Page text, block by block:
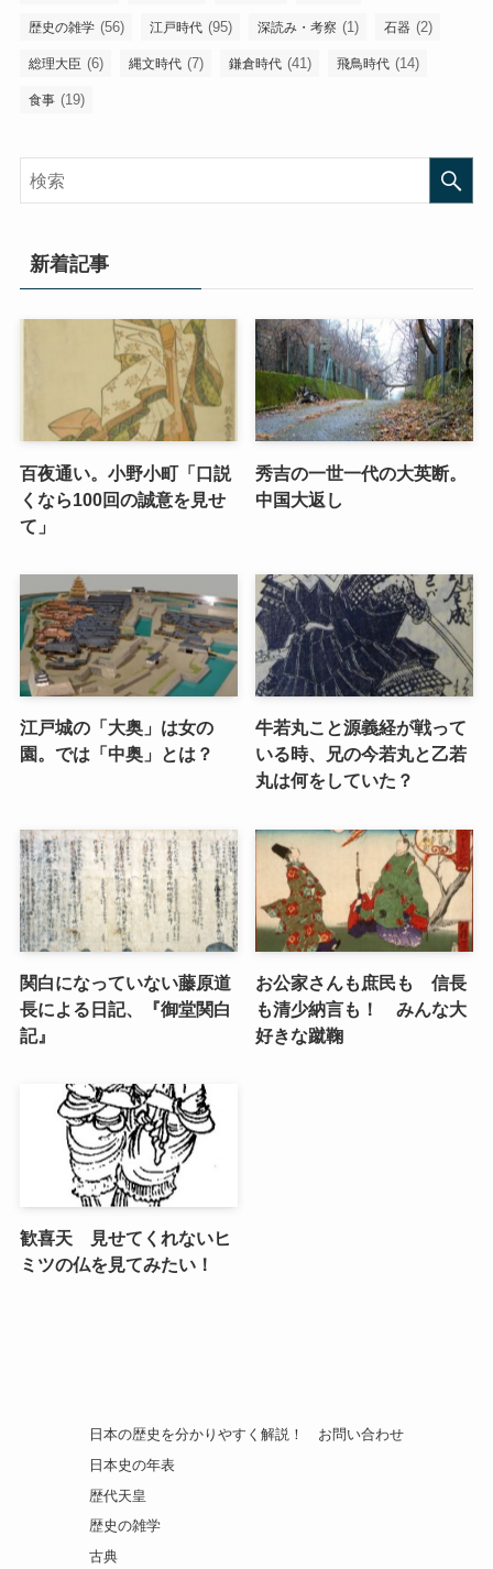
歴史の雑学 (56) 江戸時代 (95) 深読み・考察 (1) 石器 (2)
総理大臣 (6) 縄文時代 (7) 鎌倉時代 (41) 飛鳥時代 (14)
食事 (19)
新着記事
百夜通い。小野小町「口説
くなら100回の誠意を見せ
て」
秀吉の一世一代の大英断。
中国大返し
江戸城の「大奥」は女の
園。では「中奥」とは？
牛若丸こと源義経が戦って
いる時、兄の今若丸と乙若
丸は何をしていた？
関白になっていない藤原道
長による日記、『御堂関白
記』
お公家さんも庶民も 信長
も清少納言も！ みんな大
好きな蹴鞠
歓喜天 見せてくれないヒ
ミツの仏を見てみたい！
日本の歴史を分かりやすく解説！
日本史の年表
歴代天皇
歴史の雑学
古典
お問い合わせ